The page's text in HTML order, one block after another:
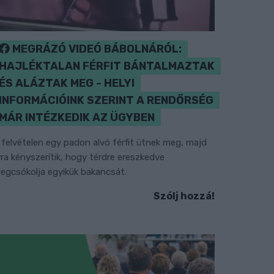
MEGRÁZÓ VIDEÓ BÁBOLNÁRÓL:
HAJLÉKTALAN FÉRFIT BÁNTALMAZTAK
ÉS ALÁZTAK MEG - HELYI
INFORMÁCIÓINK SZERINT A RENDŐRSÉG
MÁR INTÉZKEDIK AZ ÜGYBEN
egy padon alvó férfit ütnek meg, majd
kényszerítik, hogy térdre ereszkedve
egyikük bakancsát.
Szólj hozzá!